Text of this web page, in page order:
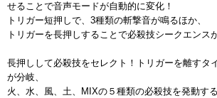
せることで音声モードが自動的に変化！
トリガー短押しで、3種類の斬撃音が鳴るほか、
トリガーを長押しすることで必殺技シークエンス
長押しして必殺技をセレクト！トリガーを離すタ
が分岐、
火、水、風、土、MIXの５種類の必殺技を発動す